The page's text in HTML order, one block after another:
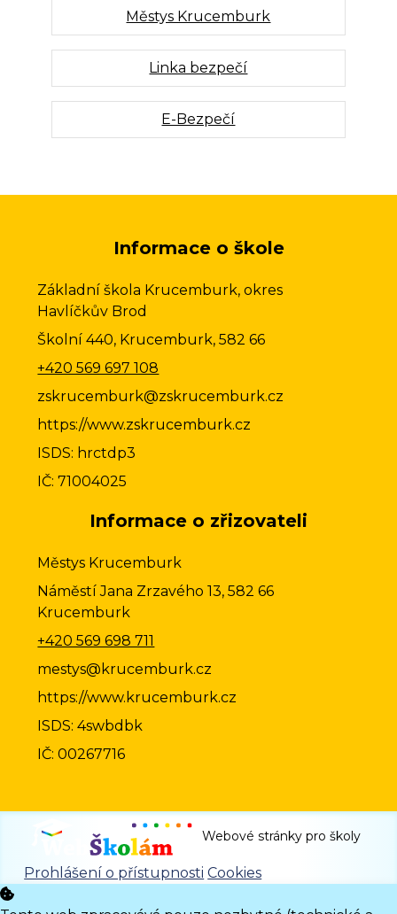
Městys Krucemburk
Linka bezpečí
E-Bezpečí
Informace o škole
Základní škola Krucemburk, okres
Havlíčkův Brod
Školní 440, Krucemburk, 582 66
+420 569 697 108
zskrucemburk@zskrucemburk.cz
https://www.zskrucemburk.cz
ISDS: hrctdp3
IČ: 71004025
Informace o zřizovateli
Městys Krucemburk
Náměstí Jana Zrzavého 13, 582 66
Krucemburk
+420 569 698 711
mestys@krucemburk.cz
https://www.krucemburk.cz
ISDS: 4swbdbk
IČ: 00267716
Webové stránky pro školy
Prohlášení o přístupnosti Cookies